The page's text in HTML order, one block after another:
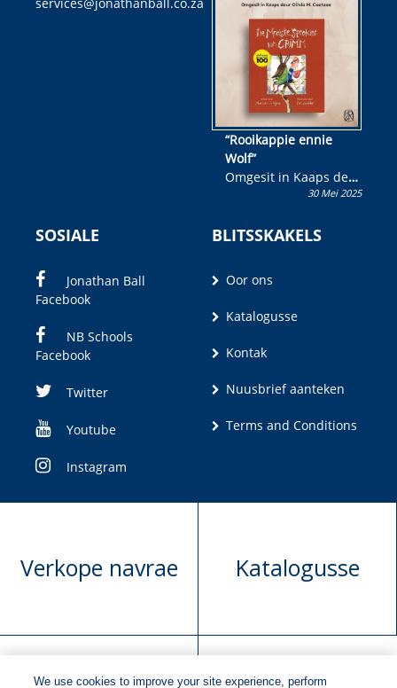
kans om R50 000 te
wen!
“Rooikappie ennie
Wolf”
Omgesit in Kaaps deur
Olivia M. Coetzee30 Mei 2025
SOSIALE
Jonathan Ball
Facebook
NB Schools
Facebook
Twitter
Youtube
Instagram
BLITSSKAKELS
Oor ons
Katalogusse
Kontak
Nuusbrief aanteken
Terms and Conditions
Verkope navrae Katalogusse
We use cookies to improve your site experience, perform